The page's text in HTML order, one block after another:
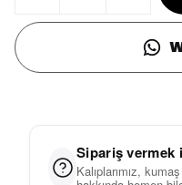
Sipariş vermek
Kalıplarımız,